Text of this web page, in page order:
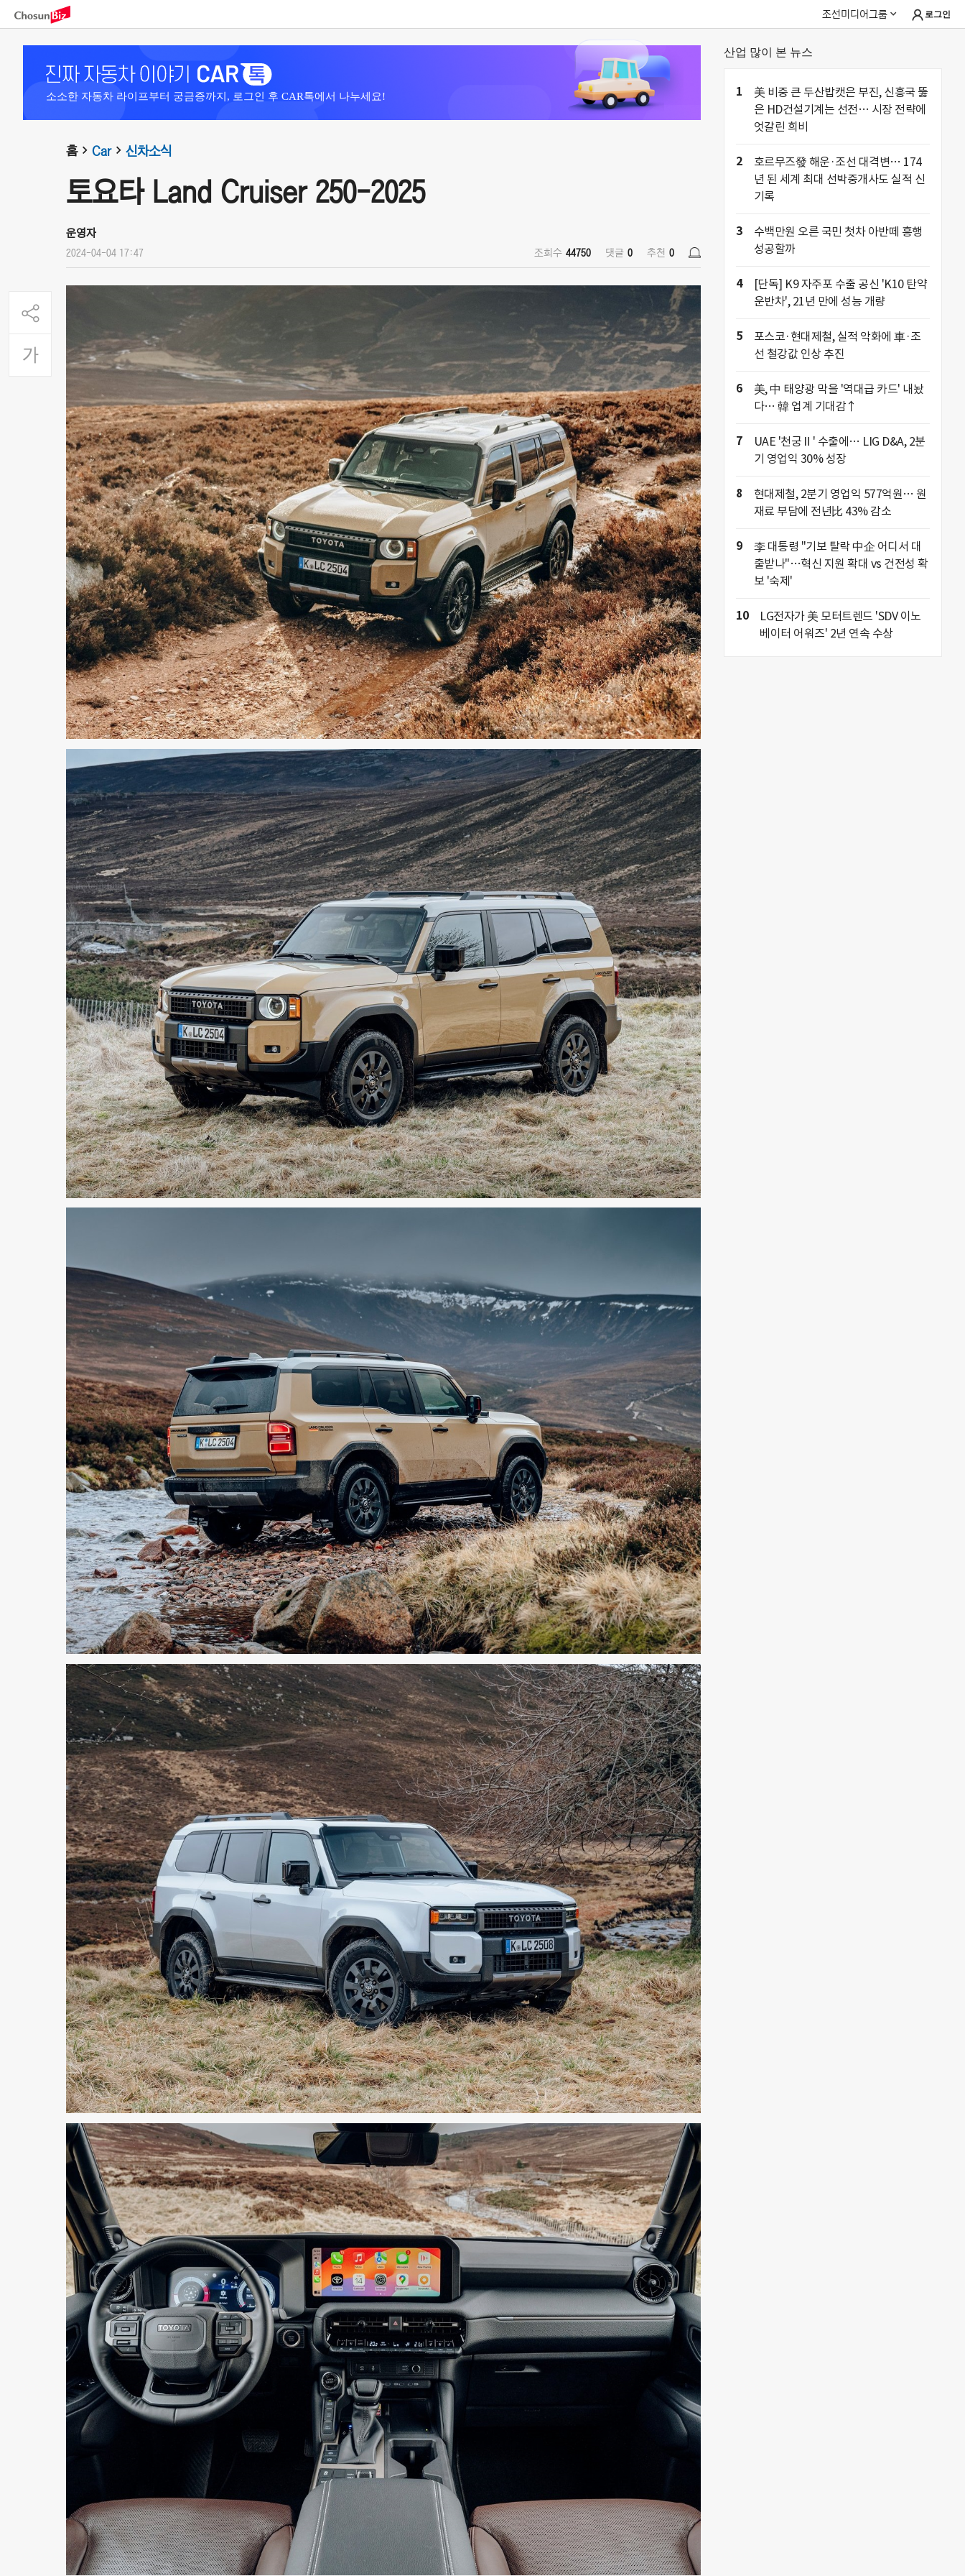
조선미디어그룹 로그인
소소한 자동차 라이프부터 궁금증까지, 로그인 후 CAR톡에서 나누세요!
홈 Car 신차소식
토요타 Land Cruiser 250-2025
운영자
2024-04-04 17:47 조회수 44750 댓글 0 추천 0
산업 많이 본 뉴스